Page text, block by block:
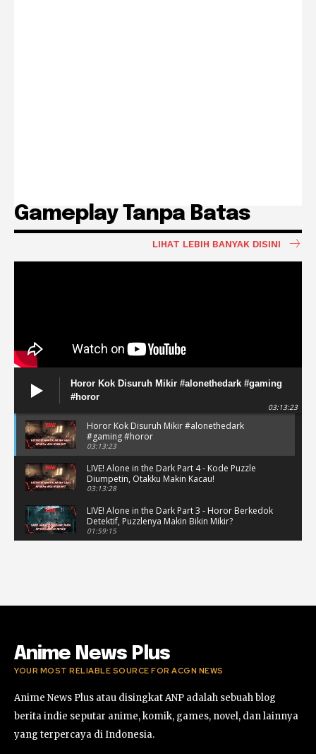
Gameplay Tanpa Batas
LIHAT LEBIH BANYAK DISINI
Horor Kok Disuruh Mikir #alonethedark #gaming
#horor
03:13:23
Horor Kok Disuruh Mikir #alonethedark
#gaming #horor
03:13:23
LIVE! Alone in the Dark Part 4 - Kode Puzzle
Diumpetin, Otakku Makin Kacau!
03:13:28
LIVE! Alone in the Dark Part 3 - Horor Berkedok
Detektif, Puzzlenya Makin Bikin Mikir?
01:59:15
#ProjectWingman
Anime News Plus
YOUR MOST RELIABLE SOURCE FOR ACGN NEWS
Anime News Plus atau disingkat ANP adalah sebuah blog
berita indie seputar anime, komik, games, novel, dan lainnya
yang terpercaya di Indonesia.